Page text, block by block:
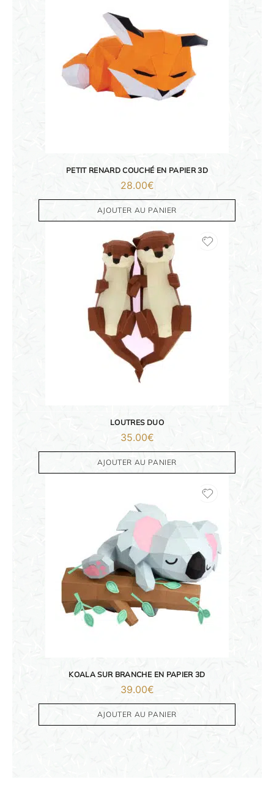
PETIT RENARD COUCHÉ EN PAPIER 3D
28.00€
AJOUTER AU PANIER
LOUTRES DUO
35.00€
AJOUTER AU PANIER
KOALA SUR BRANCHE EN PAPIER 3D
39.00€
AJOUTER AU PANIER